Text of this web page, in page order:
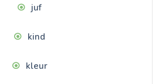
juf
kind
kleur